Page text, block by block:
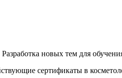
новых тем для
сертификаты в